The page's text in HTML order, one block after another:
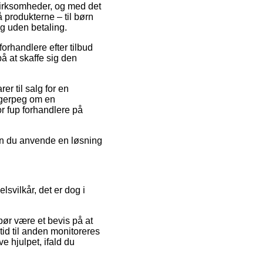
og med det
produkterne – til børn
uden betaling.
efter tilbud
at skaffe sig den
til salg for en
om en
fup forhandlere på
du anvende en løsning
det er dog i
være et bevis på at
til anden monitoreres
hjulpet, ifald du